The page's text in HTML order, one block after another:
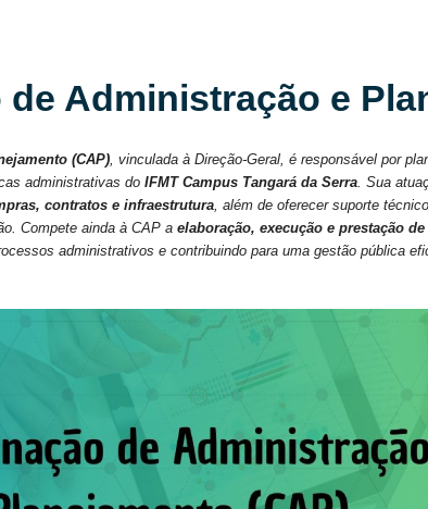
Administração e
(CAP) , vinculada à Direção-Geral, é responsável por
administrativas do IFMT Campus Tangará da Serra . Sua
contratos e infraestrutura , além de oferecer suporte
Compete ainda à CAP a elaboração, execução e prestação
administrativos e contribuindo para uma gestão pública